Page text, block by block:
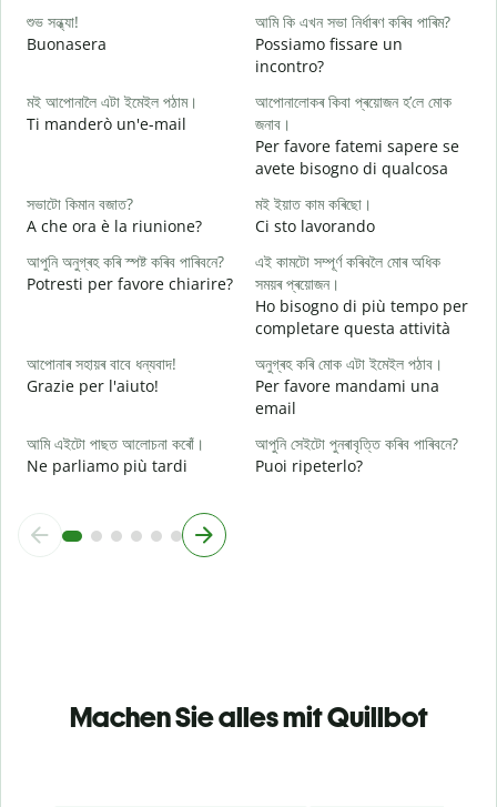
শুভ সন্ধ্যা!
Buonasera
আমি কি এখন সভা নিৰ্ধাৰণ কৰিব পাৰিম?
Possiamo fissare un
incontro?
মই আপোনালৈ এটা ইমেইল পঠাম।
Ti manderò un'e-mail
আপোনালোকৰ কিবা প্ৰয়োজন হ’লে মোক
জনাব।
Per favore fatemi sapere se
avete bisogno di qualcosa
সভাটো কিমান বজাত?
A che ora è la riunione?
মই ইয়াত কাম কৰিছো।
Ci sto lavorando
আপুনি অনুগ্ৰহ কৰি স্পষ্ট কৰিব পাৰিবনে?
Potresti per favore chiarire?
এই কামটো সম্পূৰ্ণ কৰিবলৈ মোৰ অধিক
সময়ৰ প্ৰয়োজন।
Ho bisogno di più tempo per
completare questa attività
আপোনাৰ সহায়ৰ বাবে ধন্যবাদ!
Grazie per l'aiuto!
অনুগ্ৰহ কৰি মোক এটা ইমেইল পঠাব।
Per favore mandami una
email
আমি এইটো পাছত আলোচনা কৰোঁ।
Ne parliamo più tardi
আপুনি সেইটো পুনৰাবৃত্তি কৰিব পাৰিবনে?
Puoi ripeterlo?
Machen Sie alles mit Quillbot